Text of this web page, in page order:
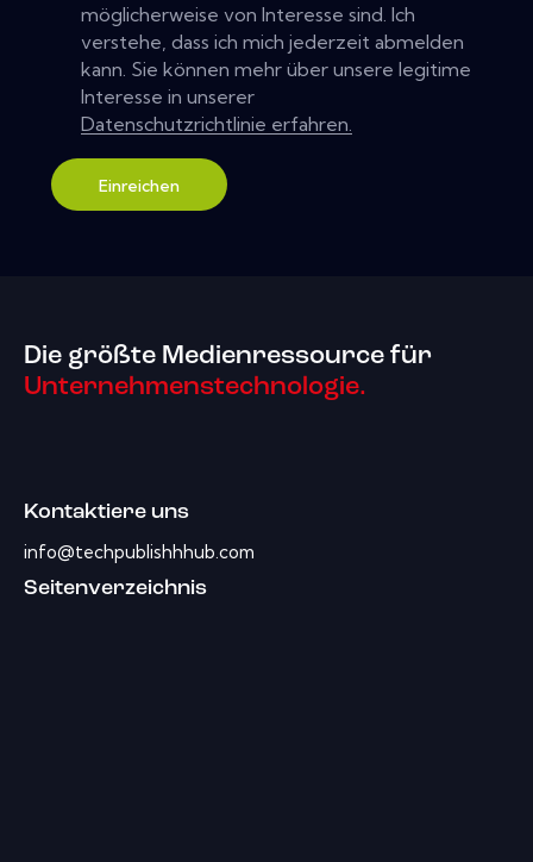
möglicherweise von Interesse sind. Ich
verstehe, dass ich mich jederzeit abmelden
kann. Sie können mehr über unsere legitime
Interesse in unserer
Datenschutzrichtlinie erfahren.
Einreichen
Die größte Medienressource für
Unternehmenstechnologie.
Kontaktiere uns
info@techpublishhhub.com
Seitenverzeichnis